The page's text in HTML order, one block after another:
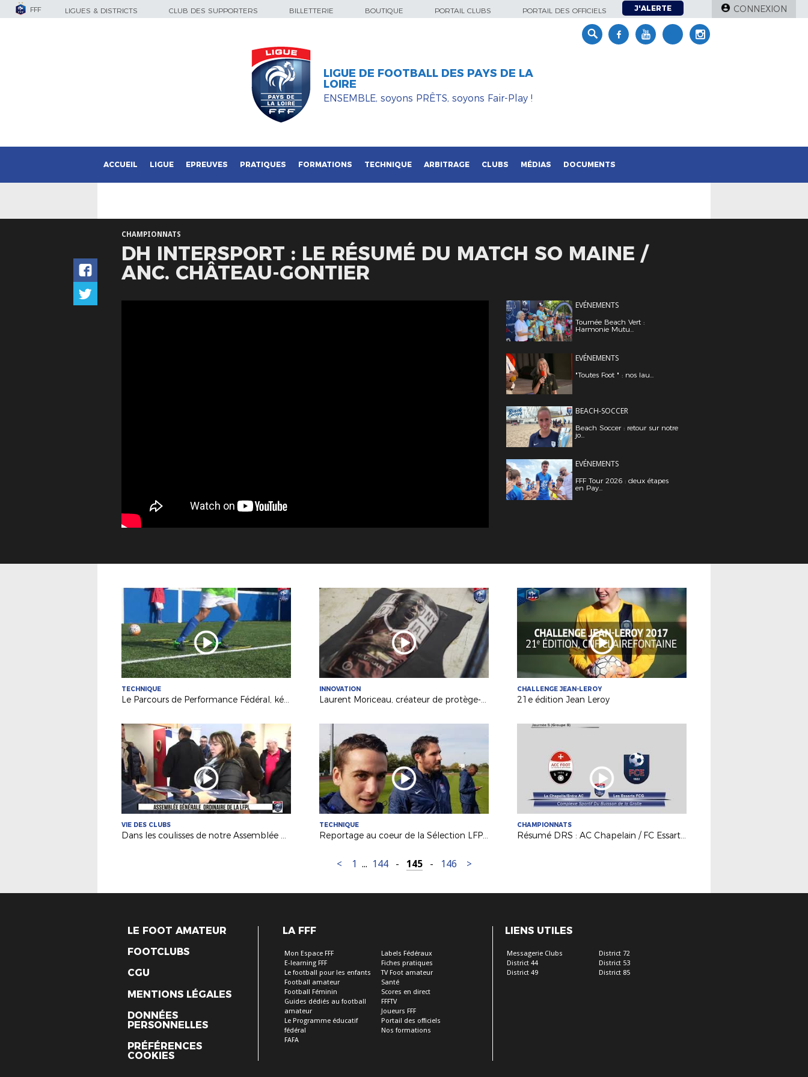
FFF LIGUES & DISTRICTS CLUB DES SUPPORTERS BILLETTERIE BOUTIQUE PORTAIL CLUBS PORTAIL DES OFFICIELS J'ALERTE CONNEXION
LIGUE DE FOOTBALL DES PAYS DE LA
LOIRE
ENSEMBLE, soyons PRÊTS, soyons Fair-Play !
ACCUEIL LIGUE EPREUVES PRATIQUES FORMATIONS TECHNIQUE ARBITRAGE CLUBS MÉDIAS DOCUMENTS
CHAMPIONNATS
DH INTERSPORT : LE RÉSUMÉ DU MATCH SO MAINE /
ANC. CHÂTEAU-GONTIER
EVÉNEMENTS
Tournée Beach Vert :
Harmonie Mutu...
EVÉNEMENTS
"Toutes Foot " : nos lau...
BEACH-SOCCER
Beach Soccer : retour sur notre
jo...
EVÉNEMENTS
FFF Tour 2026 : deux étapes
en Pay...
TECHNIQUE
Le Parcours de Performance Fédéral, késako ?
INNOVATION
Laurent Moriceau, créateur de protège-tibias sur mesure !
CHALLENGE JEAN-LEROY
21e édition Jean Leroy
VIE DES CLUBS
Dans les coulisses de notre Assemblée Générale
TECHNIQUE
Reportage au coeur de la Sélection LFPL !
CHAMPIONNATS
Résumé DRS : AC Chapelain / FC Essartais
< 1 ... 144 - 145 - 146 >
LE FOOT AMATEUR
FOOTCLUBS
CGU
MENTIONS LÉGALES
DONNÉES
PERSONNELLES
PRÉFÉRENCES
COOKIES
LA FFF
Mon Espace FFF
E-learning FFF
Le football pour les enfants
Football amateur
Football Féminin
Guides dédiés au football
amateur
Le Programme éducatif
fédéral
FAFA
Labels Fédéraux
Fiches pratiques
TV Foot amateur
Santé
Scores en direct
FFFTV
Joueurs FFF
Portail des officiels
Nos formations
LIENS UTILES
Messagerie Clubs
District 44
District 49
District 72
District 53
District 85